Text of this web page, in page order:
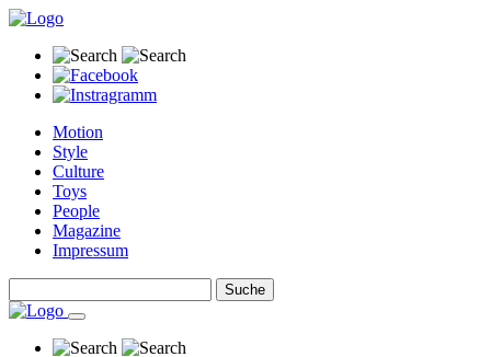
Motion
Style
Culture
Toys
People
Magazine
Impressum